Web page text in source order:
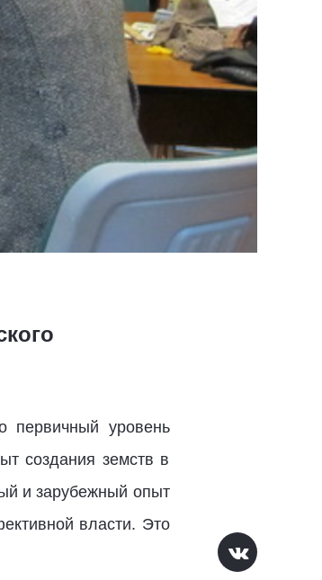
первичный уровень
создания земств в
и зарубежный опыт
власти. Это